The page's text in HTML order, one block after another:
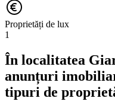
Proprietăți de lux
1
În localitatea
anunțuri
tipuri de